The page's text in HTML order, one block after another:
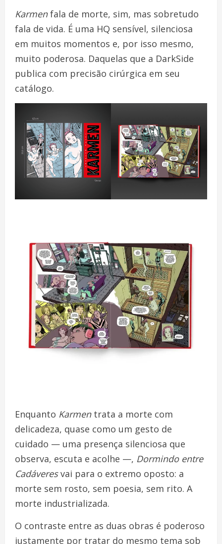
Karmenfala de morte, sim, mas sobretudo
fala de vida. É uma HQ sensível, silenciosa
em muitos momentos e, por isso mesmo,
muito poderosa. Daquelas que a DarkSide
publica com precisão cirúrgica em seu
catálogo.
Enquanto Karmentrata a morte com
delicadeza, quase como um gesto de
cuidado — uma presença silenciosa que
observa, escuta e acolhe —, Dormindo entre
Cadáveresvai para o extremo oposto: a
morte sem rosto, sem poesia, sem rito. A
morte industrializada.
O contraste entre as duas obras é poderoso
justamente por tratar do mesmo tema sob